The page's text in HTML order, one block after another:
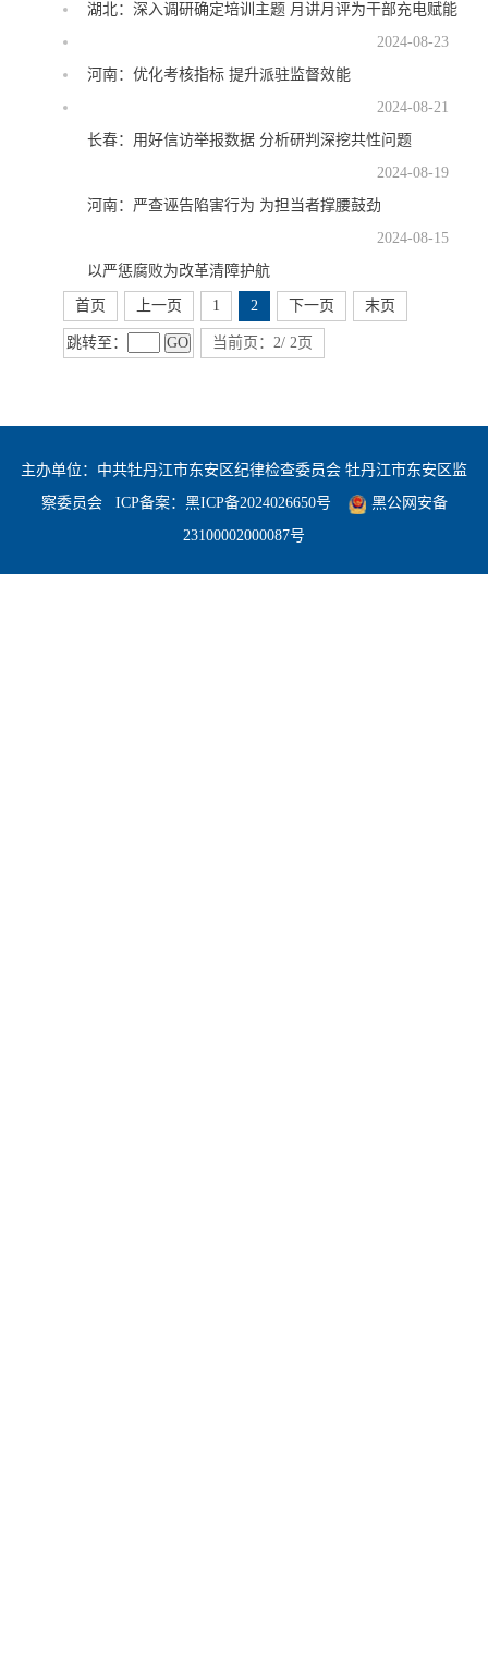
湖北：深入调研确定培训主题 月讲月评为干部充电赋能
2024-08-23
河南：优化考核指标 提升派驻监督效能
2024-08-21
长春：用好信访举报数据 分析研判深挖共性问题
2024-08-19
河南：严查诬告陷害行为 为担当者撑腰鼓劲
2024-08-15
以严惩腐败为改革清障护航
首页 上一页 1 2 下一页 末页
跳转至： GO 当前页：2/ 2页
主办单位：中共牡丹江市东安区纪律检查委员会 牡丹江市东安区监
察委员会ICP备案： 黑ICP备2024026650号
黑公网安备
23100002000087号